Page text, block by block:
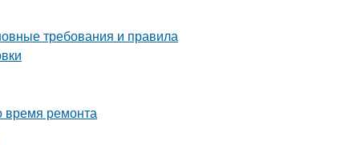
требования и правила
ремонта